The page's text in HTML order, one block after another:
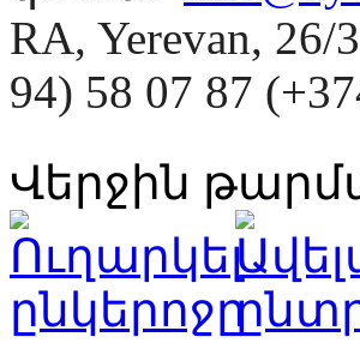
RA, Yerevan,
94) 58 07 87
Վերջին